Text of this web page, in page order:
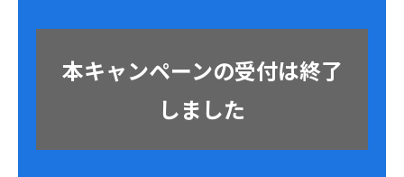
本キャンペーンの受付は終了
しました